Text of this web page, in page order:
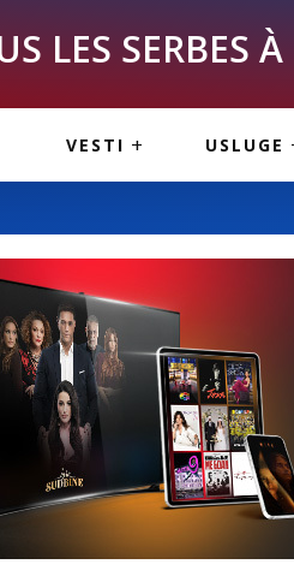
LES SERBES
VESTI USLUGE